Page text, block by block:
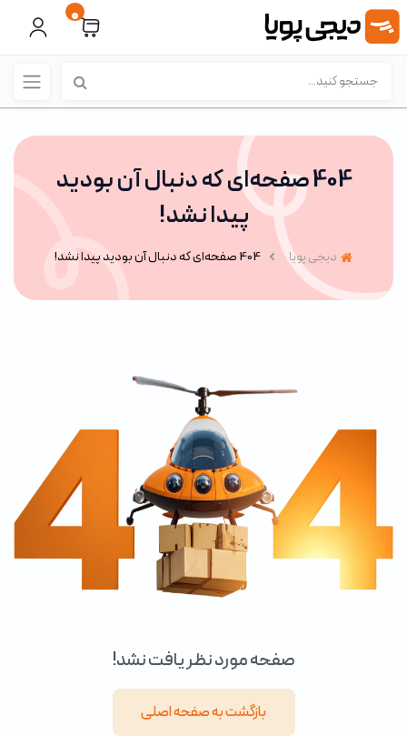
0
404 صفحه‌ای که دنبال آن بودید
پیدا نشد!
دیجی پویا 404 صفحه‌ای که دنبال آن بودید پیدا نشد!
صفحه مورد نظر یافت نشد!
بازگشت به صفحه اصلی